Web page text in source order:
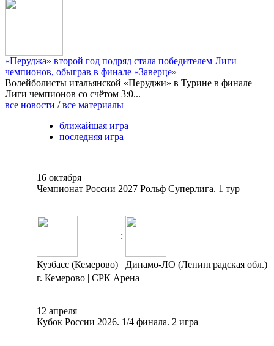
«Перуджа» второй год подряд стала победителем Лиги
чемпионов, обыграв в финале «Заверце»
Волейболисты итальянской «Перуджи» в Турине в финале
Лиги чемпионов со счётом 3:0...
все новости /все материалы
ближайшая игра
последняя игра
16 октября
Чемпионат России 2027 Рольф Суперлига. 1 тур
:
Кузбасс (Кемерово)
Динамо-ЛО (Ленинградская обл.)
г. Кемерово | СРК Арена
12 апреля
Кубок России 2026. 1/4 финала. 2 игра